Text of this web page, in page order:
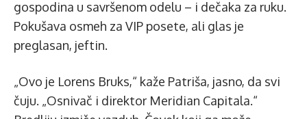
gospodina u savršenom odelu – i dečaka za ruku.
Pokušava osmeh za VIP posete, ali glas je
preglasan, jeftin.
„Ovo je Lorens Bruks,“ kaže Patriša, jasno, da svi
čuju. „Osnivač i direktor Meridian Capitala.“